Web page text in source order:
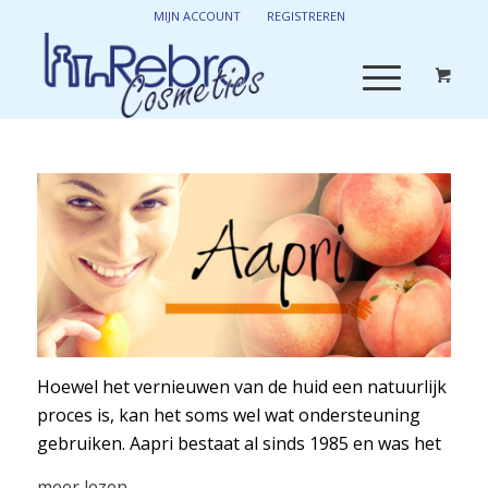
MIJN ACCOUNT REGISTREREN
Hoewel het vernieuwen van de huid een natuurlijk
proces is, kan het soms wel wat ondersteuning
gebruiken. Aapri bestaat al sinds 1985 en was het